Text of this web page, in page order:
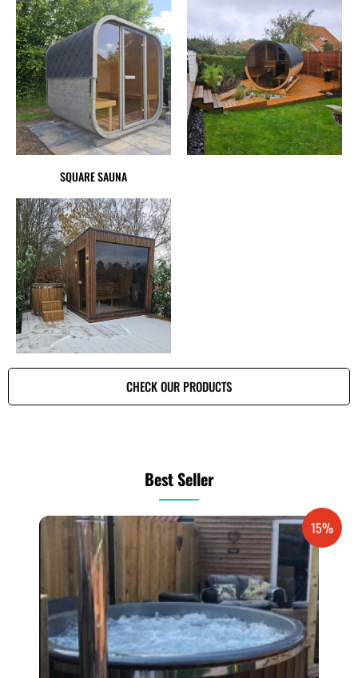
SQUARE SAUNA
CHECK OUR PRODUCTS
Best Seller
15%